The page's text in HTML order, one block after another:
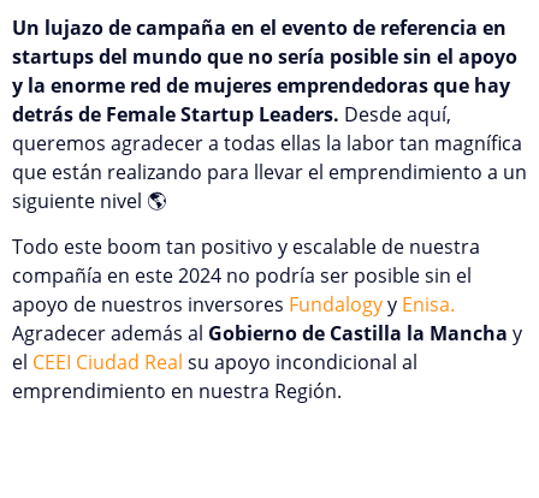
Un lujazo de campaña en el evento de referencia en
startups del mundo que no sería posible sin el apoyo
y la enorme red de mujeres emprendedoras que hay
detrás de Female Startup Leaders. Desde aquí,
queremos agradecer a todas ellas la labor tan magnífica
que están realizando para llevar el emprendimiento a un
siguiente nivel 🌎
Todo este boom tan positivo y escalable de nuestra
compañía en este 2024 no podría ser posible sin el
apoyo de nuestros inversores Fundalogyy Enisa.
Agradecer además al Gobierno de Castilla la Mancha y
el CEEI Ciudad Real su apoyo incondicional al
emprendimiento en nuestra Región.